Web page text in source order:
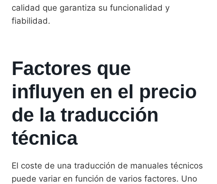
calidad que garantiza su funcionalidad y
fiabilidad.
Factores que
influyen en el precio
de la traducción
técnica
El coste de una traducción de manuales técnicos
puede variar en función de varios factores. Uno